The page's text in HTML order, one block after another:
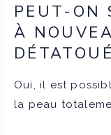
PEUT-ON
À
Oui, il est
la peau